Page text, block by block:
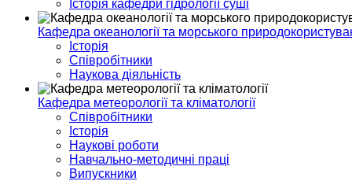
Історія кафедри гідрології суші
Кафедра океанології та морського
Історія
Співробітники
Наукова діяльність
Кафедра метеорології та кліматології
Співробітники
Історія
Наукові роботи
Навчально-методичні праці
Випускники